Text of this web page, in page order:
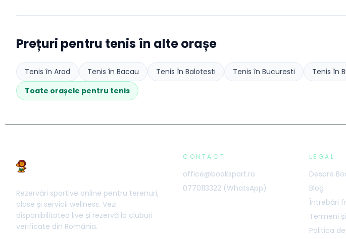
Prețuri pentru tenisîn alte orașe
Tenis în Arad Tenis în Bacau Tenis în Balotesti Tenis în Bucuresti Tenis în
Toate orașele pentru tenis
Rezervări sportive online pentru terenuri,
clase și servicii wellness. Vezi
disponibilitatea live și rezervă la cluburi
verificate din România.
CONTACT
office@booksport.ro
0770113322 (WhatsApp)
LEGAL
Despre
Blog
Întrebări
Termeni
Politica